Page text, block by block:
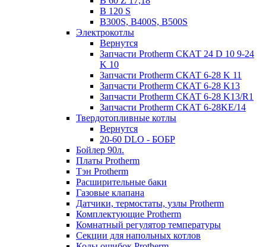
B 120 S
B300S, B400S, B500S
Электрокотлы
Вернутся
Запчасти Protherm СКАТ 24 D 10 9-24
K 10
Запчасти Protherm СКАТ 6-28 K 11
Запчасти Protherm СКАТ 6-28 K13
Запчасти Protherm СКАТ 6-28 K13/R1
Запчасти Protherm СКАТ 6-28KE/14
Твердотопливные котлы
Вернутся
20-60 DLO - БОБР
Бойлер 90л.
Платы Protherm
Тэн Protherm
Расширительные баки
Газовые клапана
Датчики, термостаты, узлы Protherm
Комплектующие Protherm
Комнатный регулятор температуры
Секции для напольных котлов